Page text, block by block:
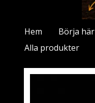
Hem Börja här
Alla produkter